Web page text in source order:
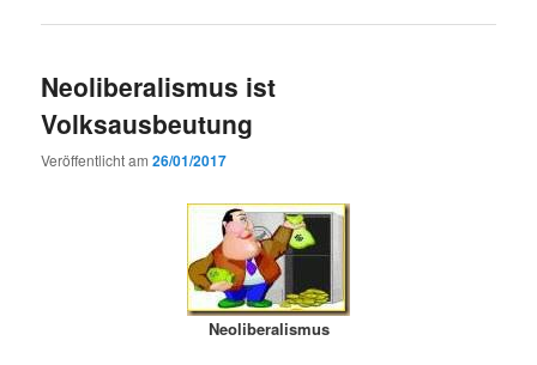
Neoliberalismus ist
Volksausbeutung
Veröffentlicht am26/01/2017
Neoliberalismus